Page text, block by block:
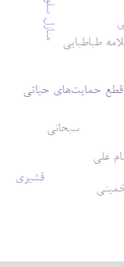
سبحانی
قطع حمایت‌های حیاتی
علی
طباطبایی
قشیری
منازل سلوک